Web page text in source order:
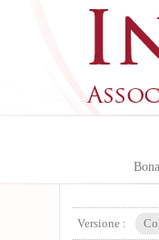
Versione :